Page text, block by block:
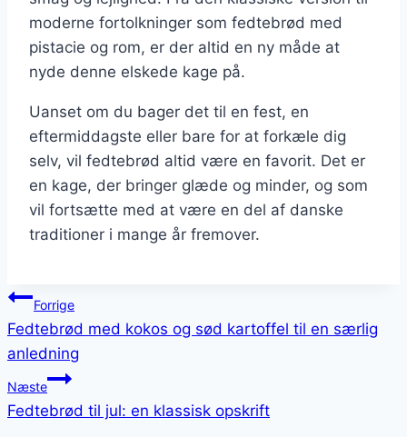
moderne fortolkninger som fedtebrød med
pistacie og rom, er der altid en ny måde at
nyde denne elskede kage på.
Uanset om du bager det til en fest, en
eftermiddagste eller bare for at forkæle dig
selv, vil fedtebrød altid være en favorit. Det er
en kage, der bringer glæde og minder, og som
vil fortsætte med at være en del af danske
traditioner i mange år fremover.
Indlægsnavigation
Forrige
Fedtebrød med kokos og sød kartoffel til en særlig
anledning
Næste
Fedtebrød til jul: en klassisk opskrift